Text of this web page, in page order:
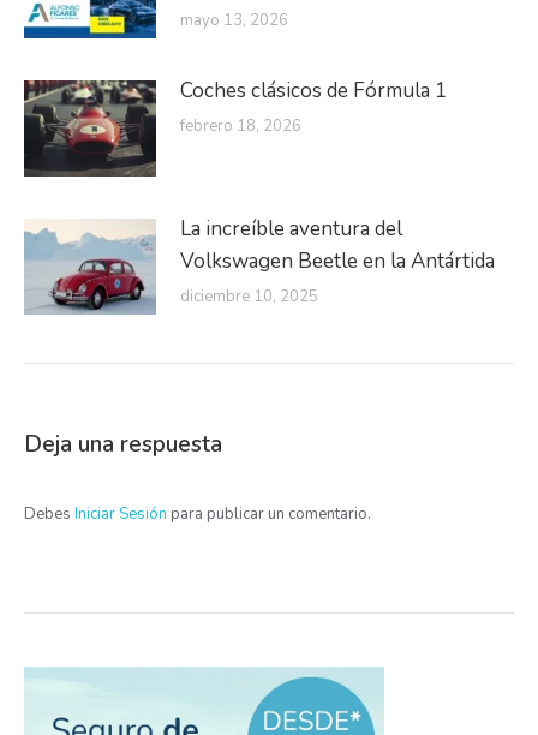
mayo 13, 2026
Coches clásicos de Fórmula 1
febrero 18, 2026
La increíble aventura del
Volkswagen Beetle en la Antártida
diciembre 10, 2025
Deja una respuesta
Debes Iniciar Sesión para publicar un comentario.